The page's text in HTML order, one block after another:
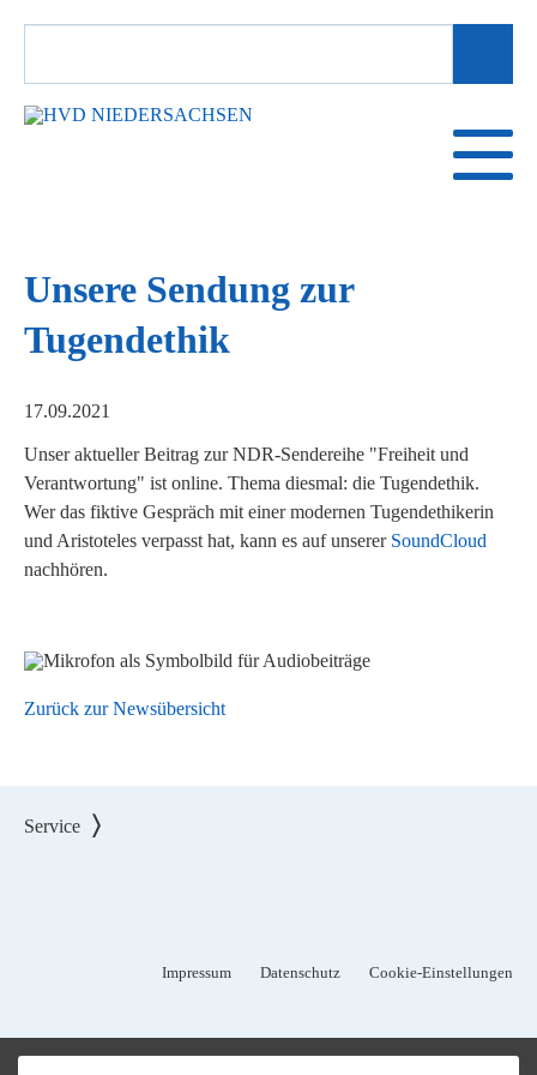
SUCHBEGRIFFE
Unsere Sendung zur
Tugendethik
17.09.2021
Unser aktueller Beitrag zur NDR-Sendereihe "Freiheit und
Verantwortung" ist online. Thema diesmal: die Tugendethik.
Wer das fiktive Gespräch mit einer modernen Tugendethikerin
und Aristoteles verpasst hat, kann es auf unserer SoundCloud
nachhören.
Zurück zur Newsübersicht
Service
Impressum Datenschutz Cookie-Einstellungen